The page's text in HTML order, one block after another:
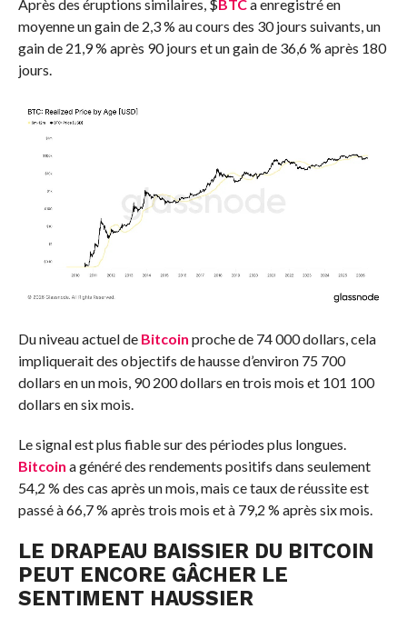
Après des éruptions similaires, $BTCa enregistré en
moyenne un gain de 2,3 % au cours des 30 jours suivants, un
gain de 21,9 % après 90 jours et un gain de 36,6 % après 180
jours.
Du niveau actuel de Bitcoin proche de 74 000 dollars, cela
impliquerait des objectifs de hausse d’environ 75 700
dollars en un mois, 90 200 dollars en trois mois et 101 100
dollars en six mois.
Le signal est plus fiable sur des périodes plus longues.
Bitcoin a généré des rendements positifs dans seulement
54,2 % des cas après un mois, mais ce taux de réussite est
passé à 66,7 % après trois mois et à 79,2 % après six mois.
LE DRAPEAU BAISSIER DU BITCOIN
PEUT ENCORE GÂCHER LE
SENTIMENT HAUSSIER